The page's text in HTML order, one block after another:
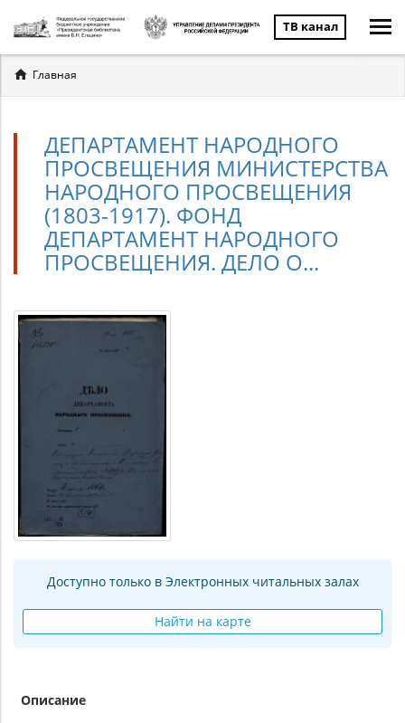
ТВ канал
Вы
здесь
Главная
ДЕПАРТАМЕНТ НАРОДНОГО
ПРОСВЕЩЕНИЯ МИНИСТЕРСТВА
НАРОДНОГО ПРОСВЕЩЕНИЯ
(1803-1917). ФОНД
ДЕПАРТАМЕНТ НАРОДНОГО
ПРОСВЕЩЕНИЯ. ДЕЛО О...
Доступно только в Электронных читальных залах
Найти на карте
Описание